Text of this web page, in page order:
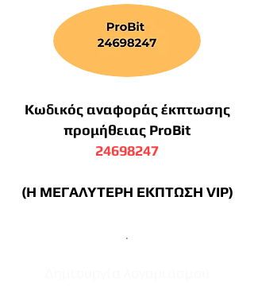
Κωδικός αναφοράς έκπτωσης
προμήθειας ProBit
24698247
(Η ΜΕΓΑΛΥΤΕΡΗ ΕΚΠΤΩΣΗ VIP)
.